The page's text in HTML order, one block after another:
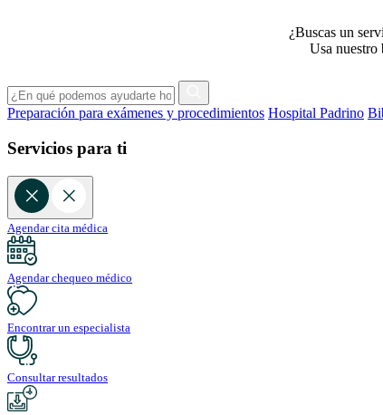
¿Buscas un
Usa nuestro
Preparación para exámenes y procedimientos Hospital Padrino
Servicios para ti
Agendar cita médica
Agendar chequeo médico
Encontrar un especialista
Consultar resultados